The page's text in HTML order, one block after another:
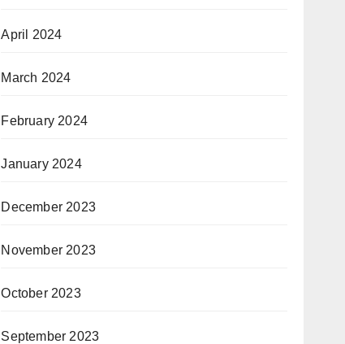
April 2024
March 2024
February 2024
January 2024
December 2023
November 2023
October 2023
September 2023